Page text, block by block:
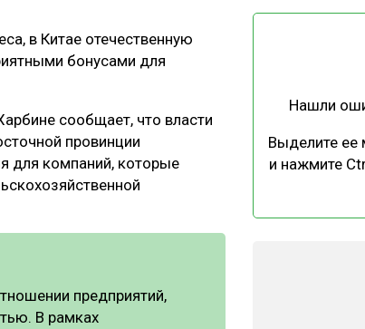
ТЕХНОЛОГИИ
КАЛЕНДАРЬ ВЫСТАВОК
в Китае отечественную
бонусами для
сообщает, что власти
провинции
для компаний, которые
предприятий,
В рамках
Нашли
Выделите
и нажмите